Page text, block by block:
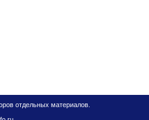
отдельных материалов.